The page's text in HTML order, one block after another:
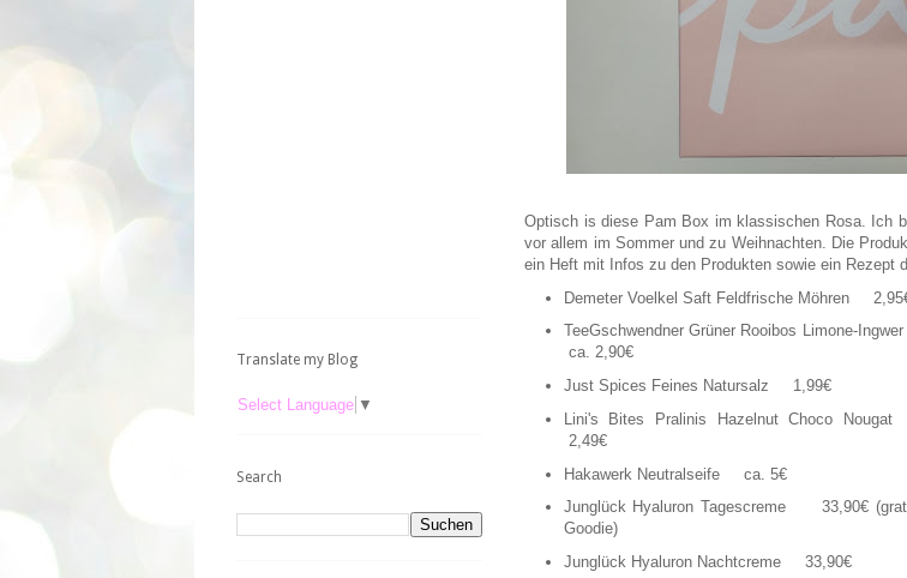
Optisch is diese Pam Box im klassischen Rosa. Ich
vor allem im Sommer und zu Weihnachten. Die
ein Heft mit Infos zu den Produkten sowie ein Rezept
Demeter Voelkel Saft Feldfrische Möhren
TeeGschwendner Grüner Rooibos Limone-
ca. 2,90€
Just Spices Feines Natursalz 1,99€
Lini's Bites Pralinis Hazelnut Choco
2,49€
Hakawerk Neutralseife ca. 5€
Junglück Hyaluron Tagescreme 33,90€
Goodie)
Junglück Hyaluron Nachtcreme 33,90€
Translate my Blog
Select Language ▼
Search